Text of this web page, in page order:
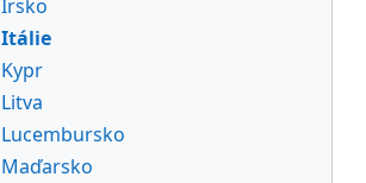
Irsko
Itálie
Kypr
Litva
Lucembursko
Maďarsko